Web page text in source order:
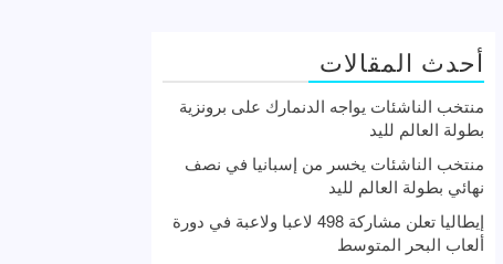
أحدث المقالات
منتخب الناشئات يواجه الدنمارك على برونزية
بطولة العالم لليد
منتخب الناشئات يخسر من إسبانيا في نصف
نهائي بطولة العالم لليد
إيطاليا تعلن مشاركة 498 لاعبا ولاعبة في دورة
ألعاب البحر المتوسط